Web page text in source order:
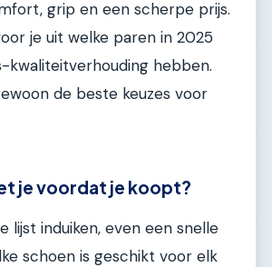
grip en een scherpe prijs.
je uit welke paren in 2025
kwaliteitverhouding hebben.
de beste keuzes voor
je voordat je koopt?
lijst induiken, even een snelle
schoen is geschikt voor elk